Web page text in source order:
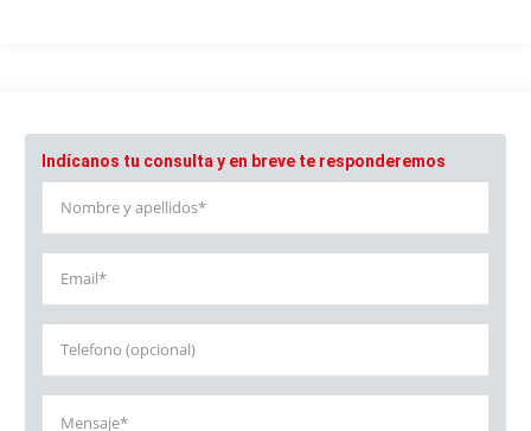
Indícanos tu consulta y en breve te responderemos